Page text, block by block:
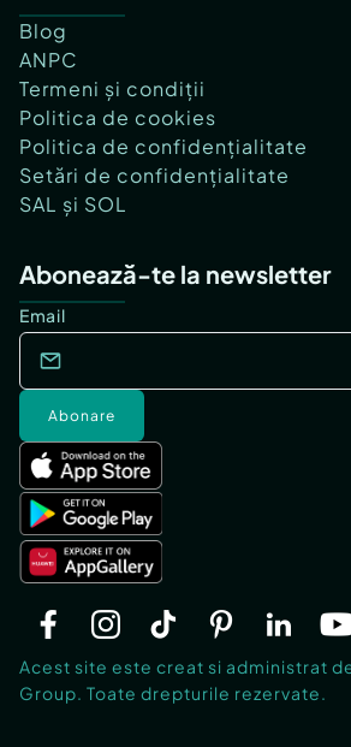
Blog
ANPC
Termeni și condiții
Politica de cookies
Politica de confidențialitate
Setări de confidențialitate
SAL și SOL
Abonează-te la newsletter
Email
Abonare
Acest site este creat si administrat
Group. Toate drepturile rezervate.